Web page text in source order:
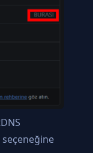
seçeneğine